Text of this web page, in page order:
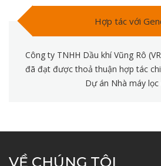
Hợp tác với
Công ty TNHH Dầu khí Vũng Rô
đã đạt được thoả thuận hợp tác
Dự án Nhà máy lọc
VỀ CHÚNG TÔI